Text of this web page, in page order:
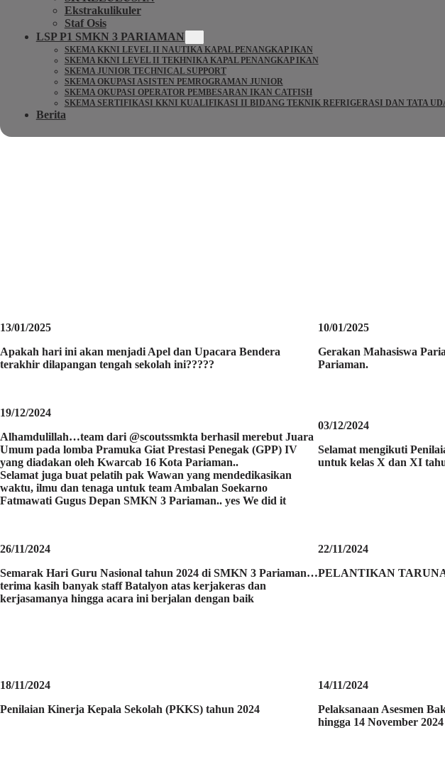
Ekstrakulikuler
Staf Osis
LSP P1 SMKN 3 PARIAMAN
SKEMA KKNI LEVEL II NAUTIKA KAPAL PENANGKAP IKAN
SKEMA KKNI LEVEL II TEKHNIKA KAPAL PENANGKAP IKAN
SKEMA JUNIOR TECHNICAL SUPPORT
SKEMA OKUPASI ASISTEN PEMROGRAMAN JUNIOR
SKEMA OKUPASI OPERATOR PEMBESARAN IKAN CATFISH
SKEMA SERTIFIKASI KKNI KUALIFIKASI II BIDANG TEKNIK REFRIGERASI DAN TATA
Berita
13/01/2025
Apakah hari ini akan menjadi Apel dan Upacara Bendera
terakhir dilapangan tengah sekolah ini?????
19/12/2024
Alhamdulillah…team dari @scoutssmkta berhasil merebut Juara
Umum pada lomba Pramuka Giat Prestasi Penegak (GPP) IV
yang diadakan oleh Kwarcab 16 Kota Pariaman..
Selamat juga buat pelatih pak Wawan yang mendedikasikan
waktu, ilmu dan tenaga untuk team Ambalan Soekarno
Fatmawati Gugus Depan SMKN 3 Pariaman.. yes We did it
10/01/2025
Gerakan Mahasiswa
Pariaman.
03/12/2024
Selamat mengikuti
untuk kelas X dan XI
26/11/2024
Semarak Hari Guru Nasional tahun 2024 di SMKN 3 Pariaman…
terima kasih banyak staff Batalyon atas kerjakeras dan
kerjasamanya hingga acara ini berjalan dengan baik
22/11/2024
PELANTIKAN
18/11/2024
Penilaian Kinerja Kepala Sekolah (PKKS) tahun 2024
14/11/2024
Pelaksanaan Asesmen
hingga 14 November